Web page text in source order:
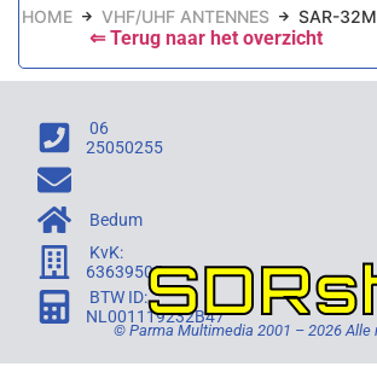
HOME VHF/UHF ANTENNES SAR-
⇐ Terug naar het overzicht
06
25050255
Bedum
KvK:
63639505
BTW ID:
NL001119232B47
© Parma Multimedia 2001 – 2026 Alle